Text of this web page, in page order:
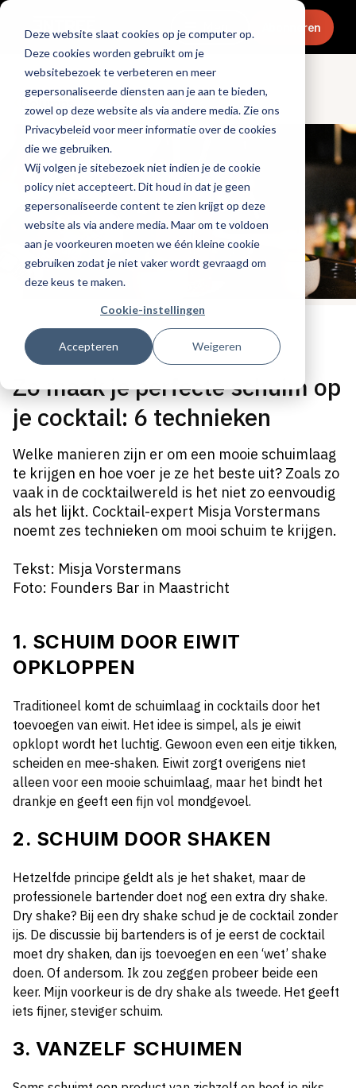
Deze website slaat cookies op je computer op.
Deze cookies worden gebruikt om je
websitebezoek te verbeteren en meer
gepersonaliseerde diensten aan je aan te bieden,
zowel op deze website als via andere media. Zie ons
Privacybeleid voor meer informatie over de cookies
die we gebruiken.
Wij volgen je sitebezoek niet indien je de cookie
policy niet accepteert. Dit houd in dat je geen
gepersonaliseerde content te zien krijgt op deze
website als via andere media. Maar om te voldoen
aan je voorkeuren moeten we één kleine cookie
gebruiken zodat je niet vaker wordt gevraagd om
deze keus te maken.
Cookie-instellingen
Accepteren Weigeren
Menu Abonneren
Columns
Tags:cocktails
Gepubliceerd op: 12 september 2025
Zo maak je perfecte schuim op
je cocktail: 6 technieken
Welke manieren zijn er om een mooie schuimlaag
te krijgen en hoe voer je ze het beste uit? Zoals zo
vaak in de cocktailwereld is het niet zo eenvoudig
als het lijkt. Cocktail-expert Misja Vorstermans
noemt zes technieken om mooi schuim te krijgen.
Tekst: Misja Vorstermans
Foto: Founders Bar in Maastricht
1. SCHUIM DOOR EIWIT
OPKLOPPEN
Traditioneel komt de schuimlaag in cocktails door het
toevoegen van eiwit. Het idee is simpel, als je eiwit
opklopt wordt het luchtig. Gewoon even een eitje tikken,
scheiden en mee-shaken. Eiwit zorgt overigens niet
alleen voor een mooie schuimlaag, maar het bindt het
drankje en geeft een fijn vol mondgevoel.
2. SCHUIM DOOR SHAKEN
Hetzelfde principe geldt als je het shaket, maar de
professionele bartender doet nog een extra dry shake.
Dry shake? Bij een dry shake schud je de cocktail zonder
ijs. De discussie bij bartenders is of je eerst de cocktail
moet dry shaken, dan ijs toevoegen en een ‘wet’ shake
doen. Of andersom. Ik zou zeggen probeer beide een
keer. Mijn voorkeur is de dry shake als tweede. Het geeft
iets fijner, steviger schuim.
3. VANZELF SCHUIMEN